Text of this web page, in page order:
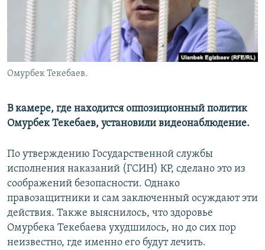
Омурбек Текебаев.
В камере, где находится оппозиционный политик
Омурбек Текебаев, установили видеонаблюдение.
По утверждению Государственной службы
исполнения наказаний (ГСИН) КР, сделано это из
соображений безопасности. Однако
правозащитники и сам заключенный осуждают эти
действия. Также выяснилось, что здоровье
Омурбека Текебаева ухудшилось, но до сих пор
неизвестно, где именно его будут лечить.